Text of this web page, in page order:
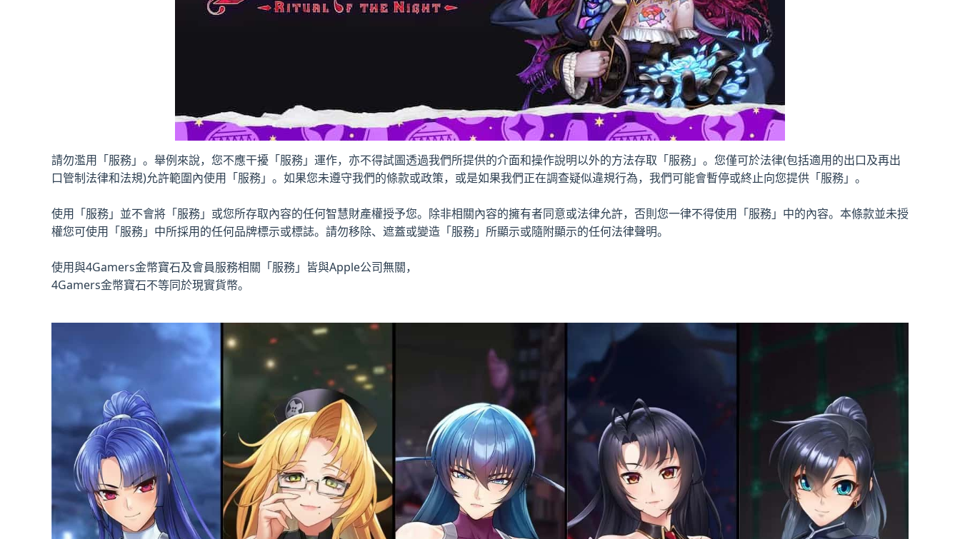
請勿濫用「服務」。舉例來說，您不應干擾「服務」運作，亦不得試圖透過我們所提供的介面和操作說明以外的方法存取「服務」。您僅可於法律(包括適用的出口及再出
口管制法律和法規)允許範圍內使用「服務」。如果您未遵守我們的條款或政策，或是如果我們正在調查疑似違規行為，我們可能會暫停或終止向您提供「服務」。
使用「服務」並不會將「服務」或您所存取內容的任何智慧財產權授予您。除非相關內容的擁有者同意或法律允許，否則您一律不得使用「服務」中的內容。本條款並未授
權您可使用「服務」中所採用的任何品牌標示或標誌。請勿移除、遮蓋或變造「服務」所顯示或隨附顯示的任何法律聲明。
使用與4Gamers金幣寶石及會員服務相關「服務」皆與Apple公司無關，
4Gamers金幣寶石不等同於現實貨幣。